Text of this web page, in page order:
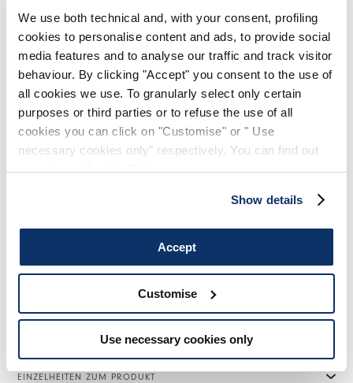
We use both technical and, with your consent, profiling
cookies to personalise content and ads, to provide social
media features and to analyse our traffic and track visitor
behaviour. By clicking "Accept" you consent to the use of
all cookies we use. To granularly select only certain
purposes or third parties or to refuse the use of all
cookies you can click on "Customise" or " Use
necessary cookies only" respectively. You can find out
more in ourCookie Policy.
Show details
Accept
Customise
Use necessary cookies only
STILISTISCHE HINWEISE
Im Mantelet Ready brechen sportliche Details mit den
klassischen Kanons dieses Mantels. Ausgehend vom Kragen,
der umgewendet und gedreht ist, von wo aus die Öffnung mit
sichtbarem Reißverschluss abgeht, gefolgt von Maxi-
Klappentaschen, ausgefransten Kanten und ausgestellten
Ärmeln.
Knopfverschluss mit Knöpfen und Reißverschluss. Lange
• Technisches Twill, mittleres Gewicht, fließende Haptik.
• Ungefüttert.
GRÖSSE & PASSFORM
EINZELHEITEN ZUM PRODUKT